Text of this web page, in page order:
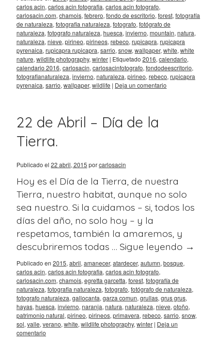
carlos acin, carlos acin fotografia, carlos acin fotografo,
carlosacin.com, chamois, febrero, fondo de escritorio, forest, fotografía
de naturaleza, fotografia naturaleza, fotografo, fotógrafo de
naturaleza, fotografo naturaleza, huesca, invierno, mountain, natura,
naturaleza, nieve, pirineo, pirineos, rebeco, rupicapra, rupicapra
pyrenaica, rupicapra rupicapra, sarrio, snow, wallpaper, white, white
nature, wildlife photography, winter | Etiquetado 2016, calendario,
calendario 2016, carlosacin, carlosacinfotografo, fondodeescritorio,
fotografianaturaleza, invierno, naturaleza, pirineo, rebeco, rupicapra
pyrenaica, sarrio, wallpaper, wildlife | Deja un comentario
22 de Abril – Día de la
Tierra.
Publicado el 22 abril, 2015 porcarlosacin
Hoy es el Día de la Tierra, de nuestra
Tierra, nuestro habitat, aunque no solo
sea nuestro. Si la cuidamos – si, todos los
días del año, no solo hoy – y la
respetamos, también la amaremos, y
descubriremos todas … Sigue leyendo →
Publicado en 2015, abril, amanecer, atardecer, autumn, bosque,
carlos acin, carlos acin fotografia, carlos acin fotografo,
carlosacin.com, chamois, egretta garcetta, forest, fotografía de
naturaleza, fotografia naturaleza, fotografo, fotógrafo de naturaleza,
fotografo naturaleza, gallocanta, garza comun, grullas, grus grus,
hayas, huesca, invierno, naranja, natura, naturaleza, nieve, otoño,
patrimonio natural, pirineo, pirineos, primavera, rebeco, sarrio, snow,
sol, valle, verano, white, wildlife photography, winter | Deja un
comentario